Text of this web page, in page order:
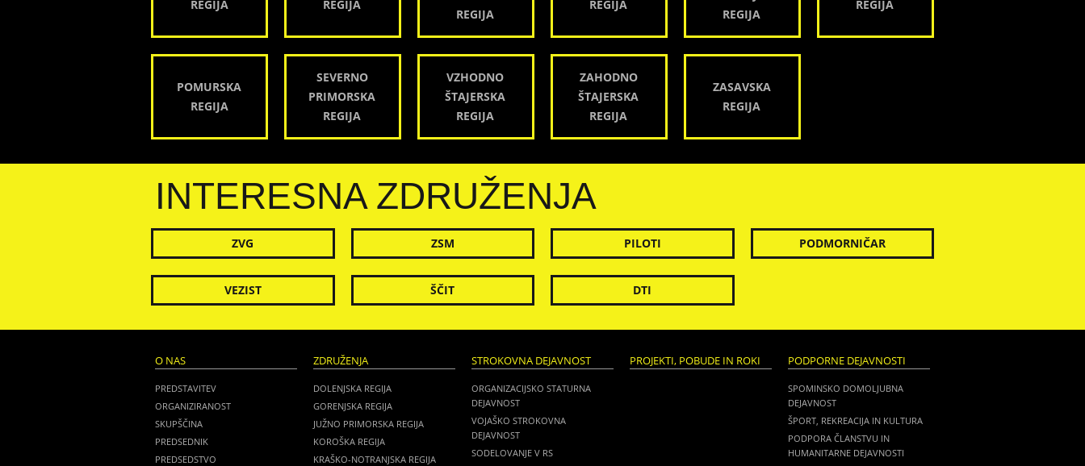
REGIJA
REGIJA
REGIJA
REGIJA
REGIJA
REGIJA
POMURSKA
REGIJA
SEVERNO
PRIMORSKA
REGIJA
VZHODNO
ŠTAJERSKA
REGIJA
ZAHODNO
ŠTAJERSKA
REGIJA
ZASAVSKA
REGIJA
INTERESNA ZDRUŽENJA
ZVG ZSM PILOTI PODMORNIČAR
VEZIST ŠČIT DTI
O NAS
PREDSTAVITEV
ORGANIZIRANOST
SKUPŠČINA
PREDSEDNIK
PREDSEDSTVO
ZDRUŽENJA
DOLENJSKA REGIJA
GORENJSKA REGIJA
JUŽNO PRIMORSKA REGIJA
KOROŠKA REGIJA
KRAŠKO-NOTRANJSKA REGIJA
STROKOVNA DEJAVNOST
ORGANIZACIJSKO STATURNA
DEJAVNOST
VOJAŠKO STROKOVNA
DEJAVNOST
SODELOVANJE V RS
PROJEKTI, POBUDE IN ROKI PODPORNE DEJAVNOSTI
SPOMINSKO DOMOLJUBNA
DEJAVNOST
ŠPORT, REKREACIJA IN KULTURA
PODPORA ČLANSTVU IN
HUMANITARNE DEJAVNOSTI